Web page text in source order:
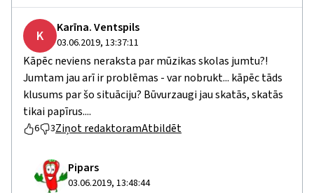
K Karīna. Ventspils
03.06.2019, 13:37:11
Kāpēc neviens neraksta par mūzikas skolas jumtu?!
Jumtam jau arī ir problēmas - var nobrukt... kāpēc tāds
klusums par šo situāciju? Būvurzaugi jau skatās, skatās
tikai papīrus....
6 3Ziņot redaktoramAtbildēt
Pipars
03.06.2019, 13:48:44